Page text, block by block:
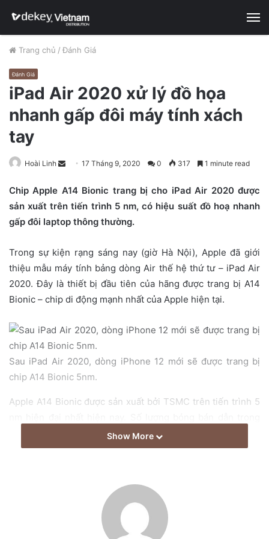
Trang chủ / Đánh Giá
Đánh Giá
iPad Air 2020 xử lý đồ họa
nhanh gấp đôi máy tính xách
tay
Hoài Linh
n
d
a
e
m
a
17 Tháng 9, 2020 0 317 1 minute read
Chip Apple A14 Bionic trang bị cho iPad Air 2020 được
sản xuất trên tiến trình 5 nm, có hiệu suất đồ hoạ nhanh
gấp đôi laptop thông thường.
Trong sự kiện rạng sáng nay (giờ Hà Nội), Apple đã giới
thiệu mẫu máy tính bảng dòng Air thế hệ thứ tư – iPad Air
2020. Đây là thiết bị đầu tiên của hãng được trang bị A14
Bionic – chip di động mạnh nhất của Apple hiện tại.
Sau iPad Air 2020, dòng iPhone 12 mới sẽ được trang bị
chip A14 Bionic 5nm.
Apple A14 Bionic được sản xuất bởi TSMC trên tiến trình 5
chip đạt 11,8 tỷ, cao hơn gần 40% so với 8,5 tỷ bóng bên
trong A13 Bionic. Số lượng bóng bán dẫn bên trong chip
Tại buổi ra mắt, Apple cho biết A14 Bionic có sáu lõi chip,
gồm hai lõi hiệu suất cao cho các tác vụ phức tạp và bốn lõi
Show More